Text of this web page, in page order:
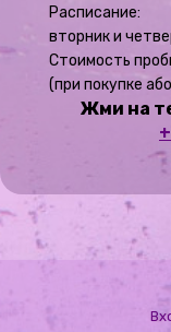
Расписание:
вторник и
Стоимость
(при покупке
Жми на